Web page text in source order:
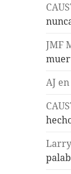
JMF
AJ en
Larry